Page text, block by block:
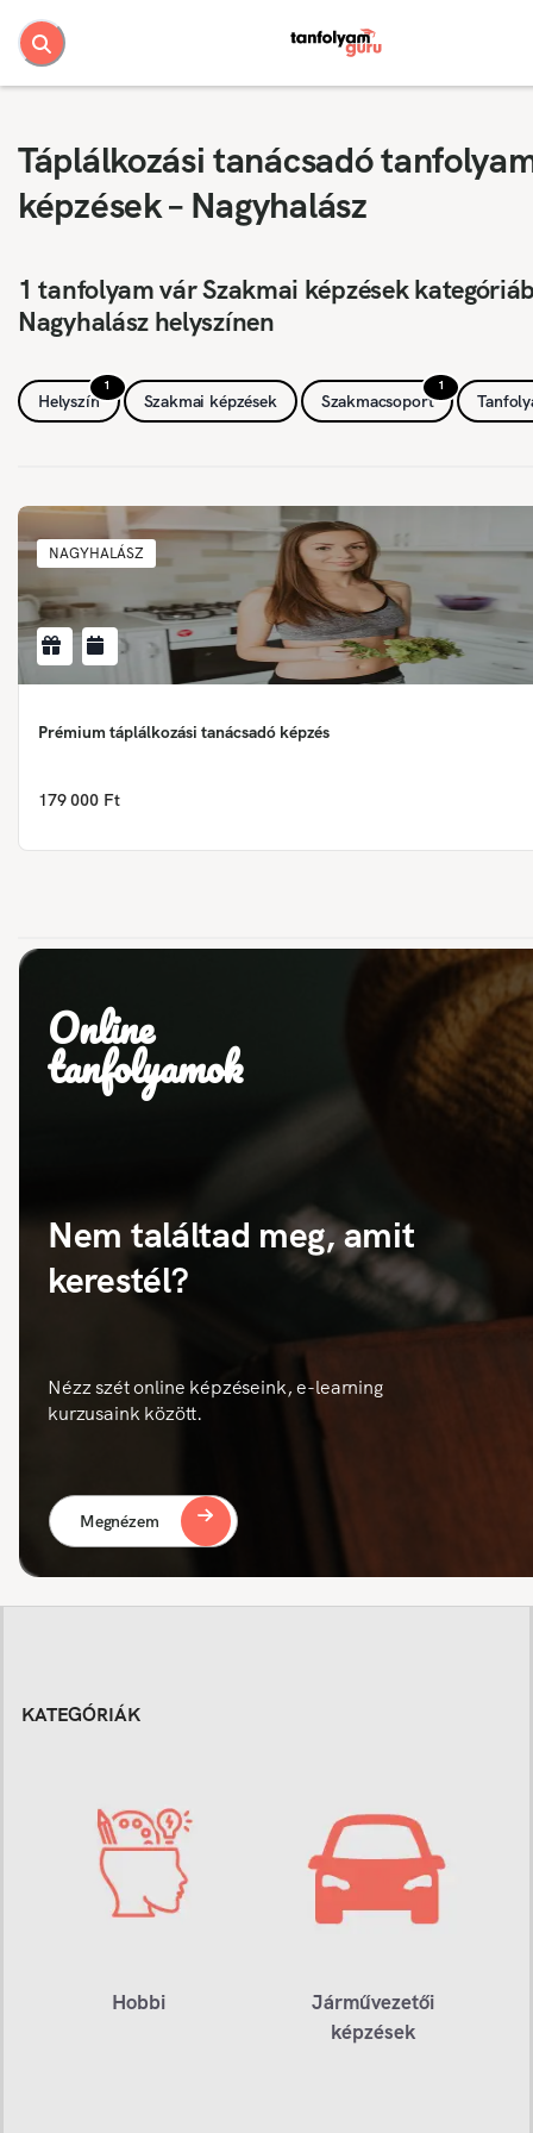
Táplálkozási tanácsadó
képzések – Nagyhalász
1 tanfolyam vár Szakmai képzések
Nagyhalász helyszínen
1
Helyszín Szakmai képzések
1
Szakmacsoport
NAGYHALÁSZ
Prémium táplálkozási tanácsadó képzés
179 000 Ft
Online
tanfolyamok
Nem találtad meg, amit
kerestél?
Nézz szét online képzéseink, e-learning
kurzusaink között.
Megnézem
KATEGÓRIÁK
Hobbi
Járművezetői
képzések